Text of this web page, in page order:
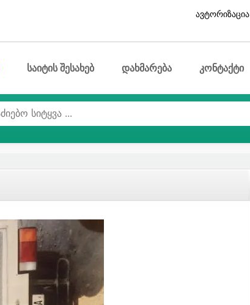
ავტორიზაცია
საიტის შესახებ დახმარება კონტაქტი